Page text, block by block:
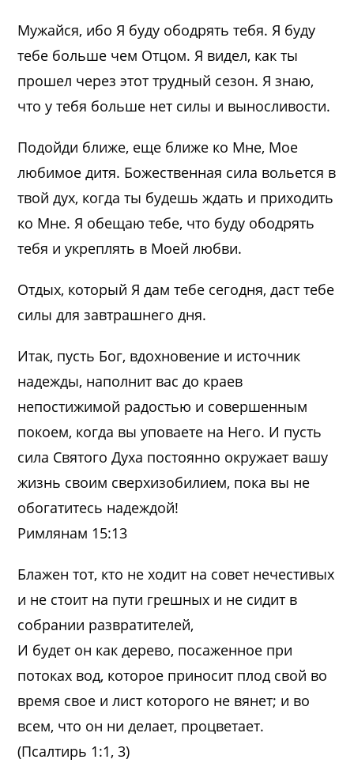
Мужайся, ибо Я буду ободрять тебя. Я буду
тебе больше чем Отцом. Я видел, как ты
прошел через этот трудный сезон. Я знаю,
что у тебя больше нет силы и выносливости.
Подойди ближе, еще ближе ко Мне, Мое
любимое дитя. Божественная сила вольется в
твой дух, когда ты будешь ждать и приходить
ко Мне. Я обещаю тебе, что буду ободрять
тебя и укреплять в Моей любви.
Отдых, который Я дам тебе сегодня, даст тебе
силы для завтрашнего дня.
Итак, пусть Бог, вдохновение и источник
надежды, наполнит вас до краев
непостижимой радостью и совершенным
покоем, когда вы уповаете на Него. И пусть
сила Святого Духа постоянно окружает вашу
жизнь своим сверхизобилием, пока вы не
обогатитесь надеждой!
Римлянам 15:13
Блажен тот, кто не ходит на совет нечестивых
и не стоит на пути грешных и не сидит в
собрании развратителей,
И будет он как дерево, посаженное при
потоках вод, которое приносит плод свой во
время свое и лист которого не вянет; и во
всем, что он ни делает, процветает.
(Псалтирь 1:1, 3)